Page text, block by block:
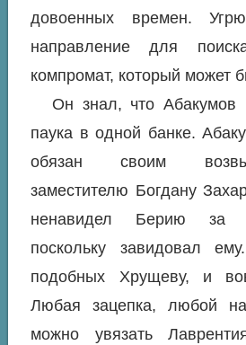
довоенных времен.
направление для
компромат, который может
Он знал, что
паука в одной банке.
обязан своим
заместителю Богдану
ненавидел Берию за
поскольку завидовал
подобных Хрущеву, и
Любая зацепка, любой
можно увязать